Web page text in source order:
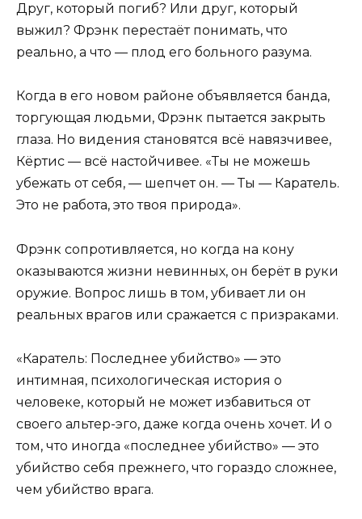
Друг, который погиб? Или друг, который
выжил? Фрэнк перестаёт понимать, что
реально, а что — плод его больного разума.
Когда в его новом районе объявляется банда,
торгующая людьми, Фрэнк пытается закрыть
глаза. Но видения становятся всё навязчивее,
Кёртис — всё настойчивее. «Ты не можешь
убежать от себя, — шепчет он. — Ты — Каратель.
Это не работа, это твоя природа».
Фрэнк сопротивляется, но когда на кону
оказываются жизни невинных, он берёт в руки
оружие. Вопрос лишь в том, убивает ли он
реальных врагов или сражается с призраками.
«Каратель: Последнее убийство» — это
интимная, психологическая история о
человеке, который не может избавиться от
своего альтер-эго, даже когда очень хочет. И о
том, что иногда «последнее убийство» — это
убийство себя прежнего, что гораздо сложнее,
чем убийство врага.